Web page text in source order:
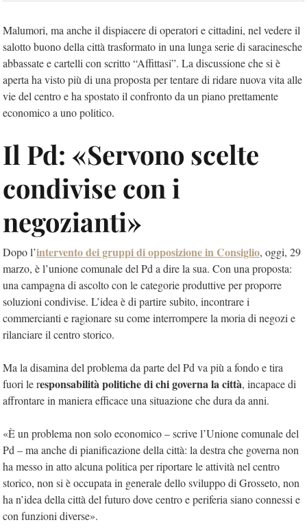
Malumori, ma anche il dispiacere di operatori e cittadini, nel vedere il
salotto buono della città trasformato in una lunga serie di saracinesche
abbassate e cartelli con scritto “Affittasi”. La discussione che si è
aperta ha visto più di una proposta per tentare di ridare nuova vita alle
vie del centro e ha spostato il confronto da un piano prettamente
economico a uno politico.
Il Pd: «Servono scelte
condivise con i
negozianti»
Dopo l’intervento dei gruppi di opposizione in Consiglio, oggi, 29
marzo, è l’unione comunale del Pd a dire la sua. Con una proposta:
una campagna di ascolto con le categorie produttive per proporre
soluzioni condivise. L’idea è di partire subito, incontrare i
commercianti e ragionare su come interrompere la moria di negozi e
rilanciare il centro storico.
Ma la disamina del problema da parte del Pd va più a fondo e tira
fuori le responsabilità politiche di chi governa la città, incapace di
affrontare in maniera efficace una situazione che dura da anni.
«È un problema non solo economico – scrive l’Unione comunale del
Pd – ma anche di pianificazione della città: la destra che governa non
ha messo in atto alcuna politica per riportare le attività nel centro
storico, non si è occupata in generale dello sviluppo di Grosseto, non
ha n’idea della città del futuro dove centro e periferia siano connessi e
con funzioni diverse».